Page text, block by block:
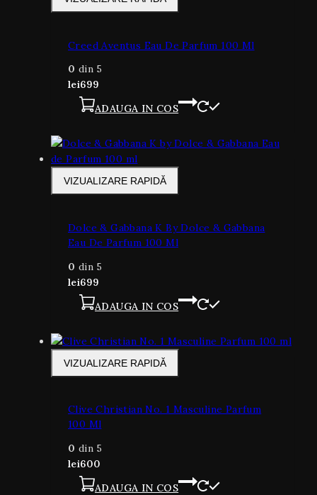
Creed Aventus Eau De Parfum 100 Ml
0 din 5
lei699
ADAUGA IN COS
VIZUALIZARE RAPIDĂ
Dolce & Gabbana K By Dolce & Gabbana
Eau De Parfum 100 Ml
0 din 5
lei699
ADAUGA IN COS
VIZUALIZARE RAPIDĂ
Clive Christian No. 1 Masculine Parfum
100 Ml
0 din 5
lei600
ADAUGA IN COS